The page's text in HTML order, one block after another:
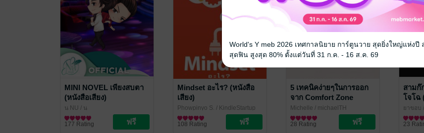
MINI NOVEL เพียงสบตา
(หนังสือเสียง)
นุ NU / นุ
นิยายวาย Boy Love / Yaoi
177 Rating
Mindset อะไร? (หนังสือ
เสียง)
Phowpinyo S. / KindleStartup
พัฒนาตนเอง
108 Rating
5 เทคนิคง่ายๆในการออก
จาก Comfort Zone
(หนังสือเสียง)
Michelle / michaelTH
พัฒนาตนเอง
28 Rating
สาม
โจโฉ
ยาขอบ
วรรณก
23
World's Y meb 2026 เทศกาลนิยาย การ์ตูนวาย สุดยิ่งใหญ่แห่งปี
สุดฟิน สูงสุด 80% ตั้งแต่วันที่ 31 ก.ค. - 16 ส.ค. 69